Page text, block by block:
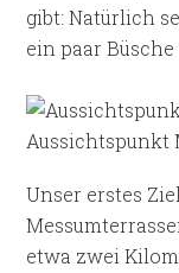
gibt: Natürlich
ein paar
Aussichtspunkt
Unser erstes
etwa zwei